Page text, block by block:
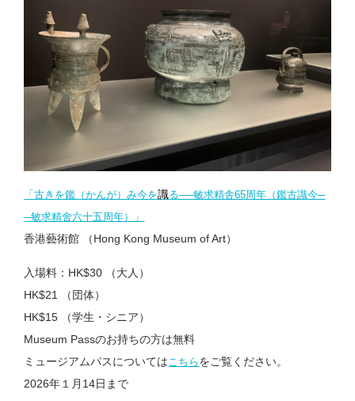
「古きを鑑（かんが）み今を識る──敏求精舎65周年（鑑古識今─
─敏求精舍六十五周年）」
香港藝術館 （Hong Kong Museum of Art）
入場料：HK$30 （大人）
HK$21 （団体）
HK$15 （学生・シニア）
Museum Passのお持ちの方は無料
ミュージアムパスについてはこちら をご覧ください。
2026年１月14日まで